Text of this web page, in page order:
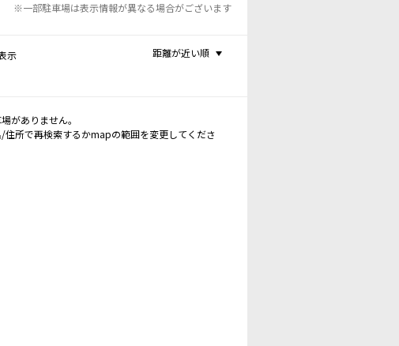
※一部駐車場は表示情報が異なる場合がございます
示 距離が近い順
がありません。
住所で再検索するかmapの範囲を変更してくださ